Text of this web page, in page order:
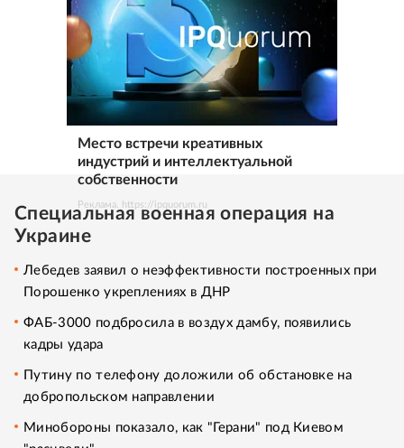
Место встречи креативных
индустрий и интеллектуальной
собственности
Реклама. https://ipquorum.ru
Специальная военная операция на
Украине
Лебедев заявил о неэффективности построенных при
Порошенко укреплениях в ДНР
ФАБ-3000 подбросила в воздух дамбу, появились
кадры удара
Путину по телефону доложили об обстановке на
добропольском направлении
Минобороны показало, как "Герани" под Киевом